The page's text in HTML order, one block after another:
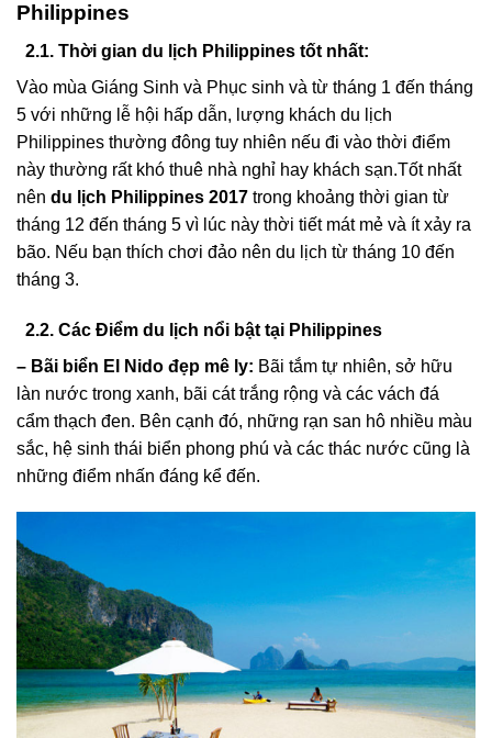
Philippines
2.1. Thời gian du lịch Philippines tốt nhất:
Vào mùa Giáng Sinh và Phục sinh và từ tháng 1 đến tháng
5 với những lễ hội hấp dẫn, lượng khách du lịch
Philippines thường đông tuy nhiên nếu đi vào thời điểm
này thường rất khó thuê nhà nghỉ hay khách sạn.Tốt nhất
nên du lịch Philippines 2017 trong khoảng thời gian từ
tháng 12 đến tháng 5 vì lúc này thời tiết mát mẻ và ít xảy ra
bão. Nếu bạn thích chơi đảo nên du lịch từ tháng 10 đến
tháng 3.
2.2. Các Điểm du lịch nổi bật tại Philippines
– Bãi biển El Nido đẹp mê ly: Bãi tắm tự nhiên, sở hữu
làn nước trong xanh, bãi cát trắng rộng và các vách đá
cẩm thạch đen. Bên cạnh đó, những rạn san hô nhiều màu
sắc, hệ sinh thái biển phong phú và các thác nước cũng là
những điểm nhấn đáng kể đến.